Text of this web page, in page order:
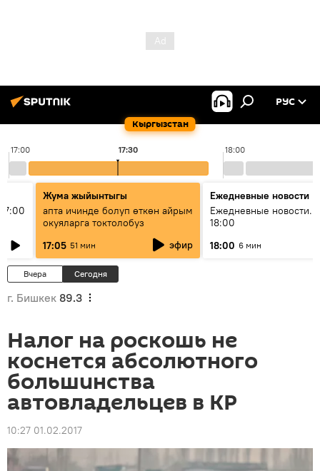
Кыргызстан
РУС
17:00 18:00
17:30
Жума жыйынтыгы
апта ичинде болуп өткөн айрым
окуяларга токтолобуз
17:05 51 мин эфир
Ежедневные новости
Ежедневные новости.
18:00
18:00 6 мин
Вчера Сегодня
г. Бишкек 89.3
Налог на роскошь не
коснется абсолютного
большинства
автовладельцев в КР
10:27 01.02.2017